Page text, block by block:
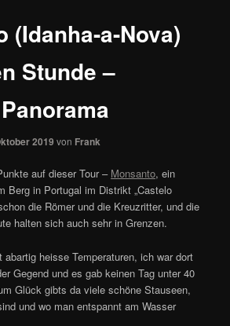
(Idanha-a-Nova)
Stunde –
2019 von Frank
auf dieser Tour – Monsanto, ein
Berg in Portugal im Distrikt „Castelo
die Römer und die Kreuzritter, und die
halten sich auch sehr in Grenzen.
abartig heisse Temperaturen, ich war dort
Gegend und es gab keinen Tag unter 40
Glück gibts da viele schöne Stauseen,
und wo man entspannt am Wasser